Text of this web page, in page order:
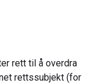
rett til å overdra
rettssubjekt (for